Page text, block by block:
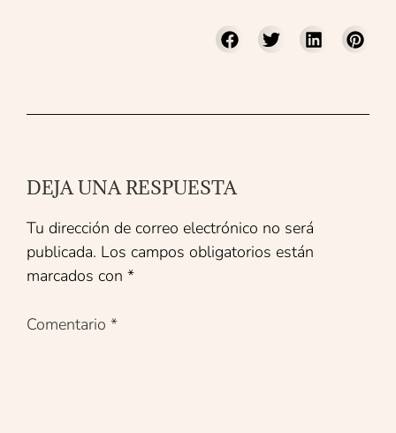
DEJA UNA RESPUESTA
Tu dirección de correo electrónico no será
publicada. Los campos obligatorios están
marcados con *
Comentario *